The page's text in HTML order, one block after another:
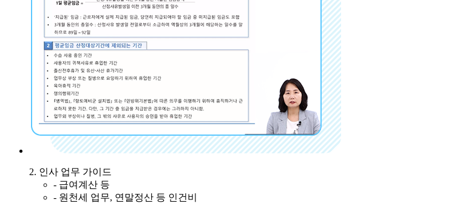
2. 인사 업무 가이드
- 급여계산 등
- 원천세 업무, 연말정산 등 인건비